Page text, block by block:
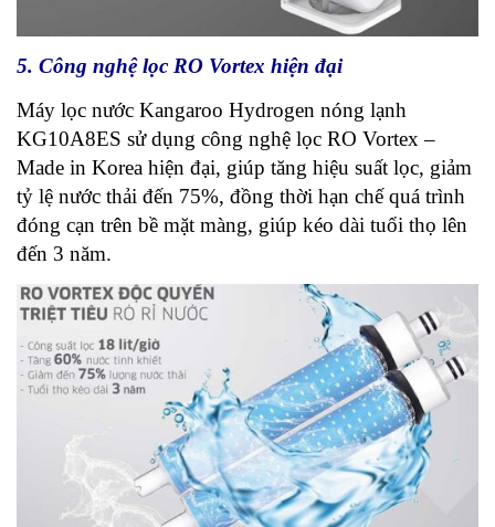
5. Công nghệ lọc RO Vortex hiện đại
Máy lọc nước Kangaroo Hydrogen nóng lạnh
KG10A8ES sử dụng công nghệ lọc RO Vortex –
Made in Korea hiện đại, giúp tăng hiệu suất lọc, giảm
tỷ lệ nước thải đến 75%, đồng thời hạn chế quá trình
đóng cạn trên bề mặt màng, giúp kéo dài tuổi thọ lên
đến 3 năm.